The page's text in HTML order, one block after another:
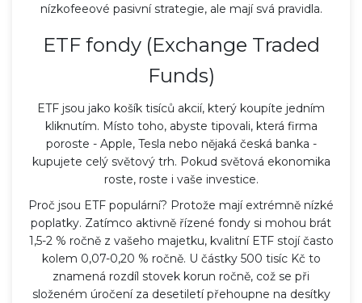
nízkofeeové pasivní strategie, ale mají svá pravidla.
ETF fondy (Exchange Traded
Funds)
ETF jsou jako košík tisíců akcií, který koupíte jedním
kliknutím. Místo toho, abyste tipovali, která firma
poroste - Apple, Tesla nebo nějaká česká banka -
kupujete celý světový trh. Pokud světová ekonomika
roste, roste i vaše investice.
Proč jsou ETF populární? Protože mají extrémně nízké
poplatky. Zatímco aktivně řízené fondy si mohou brát
1,5-2 % ročně z vašeho majetku, kvalitní ETF stojí často
kolem 0,07-0,20 % ročně. U částky 500 tisíc Kč to
znamená rozdíl stovek korun ročně, což se při
složeném úročení za desetiletí přehoupne na desítky